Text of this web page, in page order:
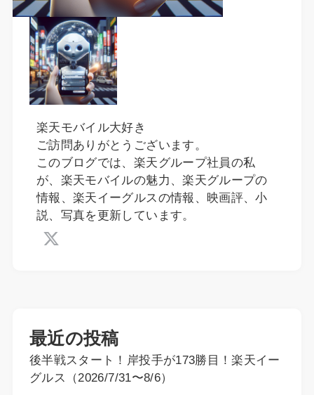
楽天モバイル大好き
ご訪問ありがとうございます。
このブログでは、楽天グループ社員の私
が、楽天モバイルの魅力、楽天グループの
情報、楽天イーグルスの情報、映画評、小
説、写真を更新しています。
最近の投稿
後半戦スタート！岸投手が173勝目！楽天イー
グルス（2026/7/31〜8/6）